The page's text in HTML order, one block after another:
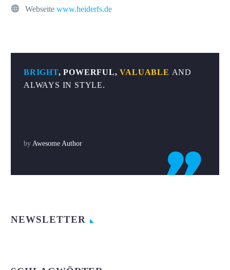
Webseite www.heiderfs.de
BRIGHT, POWERFUL,VALUABLE AND
ALWAYS IN STYLE.
by Awesome Author

NEWSLETTER